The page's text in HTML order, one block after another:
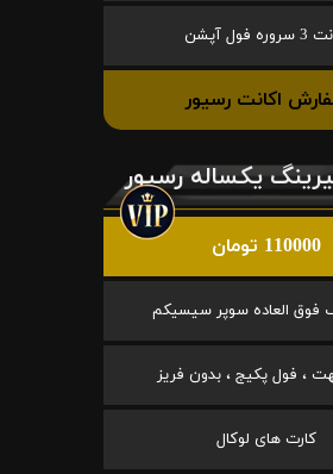
فول آپشن
اکانت رسیور
یکساله رسیور
110000 تومان
فوق العاده سوپر سیسیکم
، فول پکیج ، بدون فریز
کارت های لوکال